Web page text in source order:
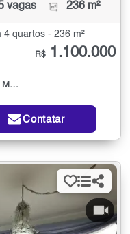
vagas 236 m²
4 quartos - 236 m²
R$ 1.100.000
Contatar